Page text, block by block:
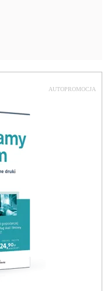
AUTOPROMOCJA